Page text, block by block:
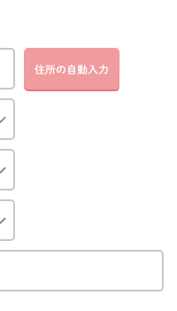
住所の自動入力